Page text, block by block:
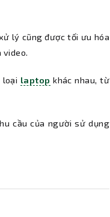
lý cũng được tối ưu hóa
video.
loại laptop khác nhau, từ
cầu của người sử dụng